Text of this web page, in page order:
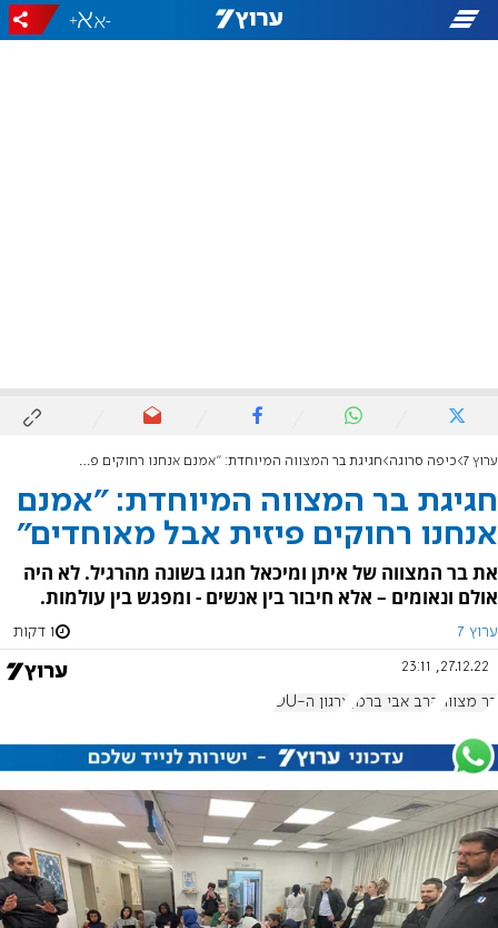
-
+
ערוץ 7 כיפה סרוגה חגיגת בר המצווה המיוחדת: "אמנם אנחנו רחוקים פיזית אבל מאוחדים"
חגיגת בר המצווה המיוחדת: "אמנם
אנחנו רחוקים פיזית אבל מאוחדים"
את בר המצווה של איתן ומיכאל חגגו בשונה מהרגיל. לא היה
אולם ונאומים – אלא חיבור בין אנשים - ומפגש בין עולמות.
ערוץ 7 1 דקות
27.12.22, 23:11
בר מצווה הרב אבי ברמן ארגון ה-OU